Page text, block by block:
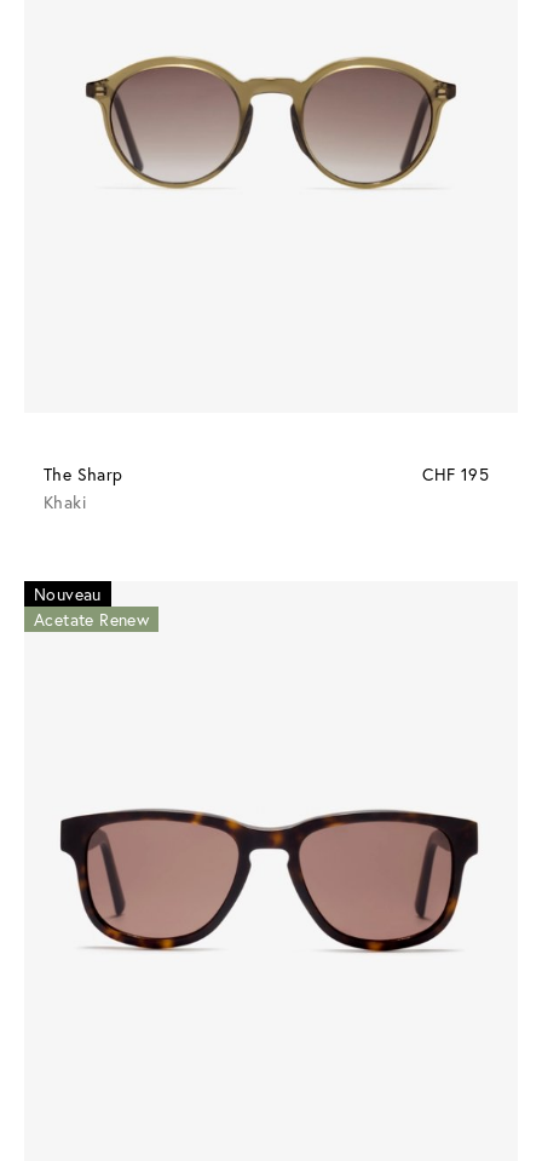
The Sharp
CHF 195
Khaki
Nouveau
Acetate Renew